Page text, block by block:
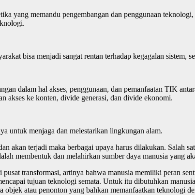
yang memandu pengembangan dan penggunaan
bisa menjadi sangat rentan terhadap kegagalan sistem,
dalam hal akses, penggunaan, dan pemanfaatan TIK
akses ke konten, divide generasi, dan divide ekonomi.
untuk menjaga dan melestarikan lingkungan alam.
akan terjadi maka berbagai upaya harus dilakukan. Salah
membentuk dan melahirkan sumber daya manusia yang
transformasi, artinya bahwa manusia memiliki peran
tujuan teknologi semata. Untuk itu dibutuhkan
objek atau penonton yang bahkan memanfaatkan teknologi